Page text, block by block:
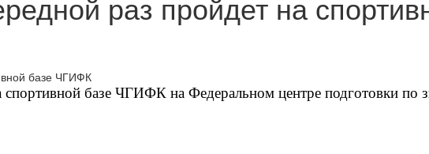
базе ЧГИФК на Федеральном центре подготовки